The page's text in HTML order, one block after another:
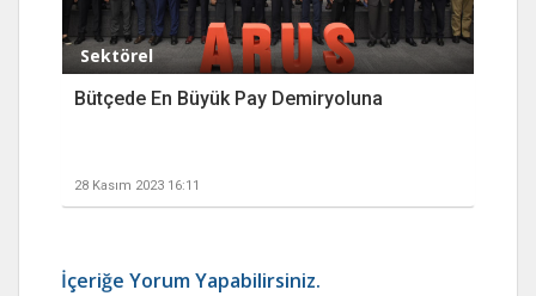
Sektörel
Bütçede En Büyük Pay Demiryoluna
28 Kasım 2023 16:11
İçeriğe Yorum Yapabilirsiniz.